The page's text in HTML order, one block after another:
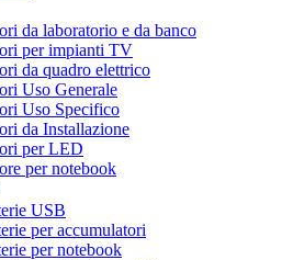
da laboratorio e da banco
per impianti TV
da quadro elettrico
Uso Generale
Uso Specifico
da Installazione
per LED
per notebook
USB
per accumulatori
per notebook